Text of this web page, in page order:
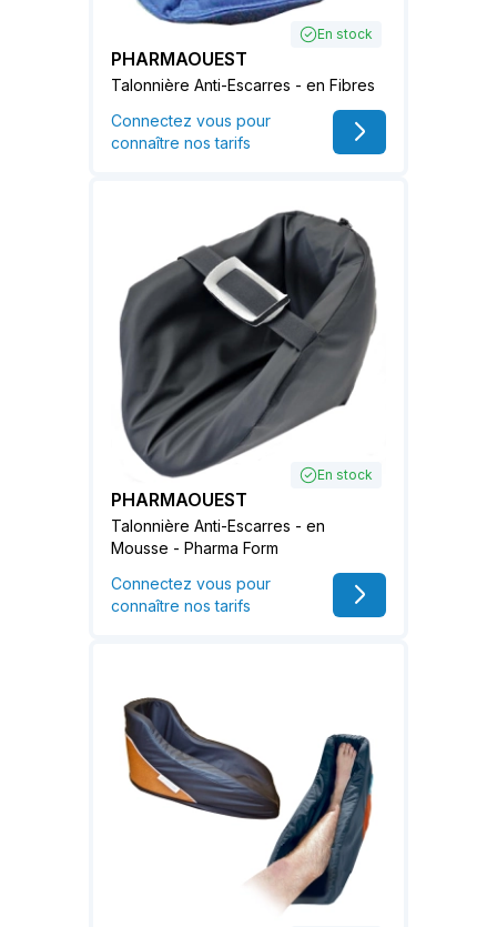
En stock
PHARMAOUEST
Talonnière Anti-Escarres - en Fibres
Connectez vous pour
connaître nos tarifs
En stock
PHARMAOUEST
Talonnière Anti-Escarres - en
Mousse - Pharma Form
Connectez vous pour
connaître nos tarifs